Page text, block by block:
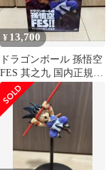
¥ 13,700
ドラゴンボール 孫悟空
FES 其之九 国内正規品
新品未開封